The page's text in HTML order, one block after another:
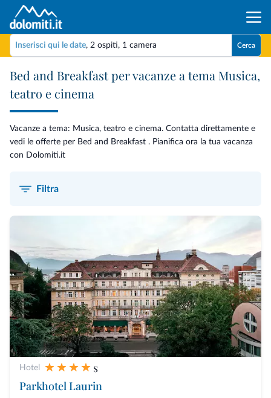
Inserisci qui le date, 2 ospiti, 1 camera Cerca
Bed and Breakfast per vacanze a tema Musica,
teatro e cinema
Vacanze a tema: Musica, teatro e cinema. Contatta direttamente e
vedi le offerte per Bed and Breakfast . Pianifica ora la tua vacanza
con Dolomiti.it
Filtra
Hotel
s
Parkhotel Laurin